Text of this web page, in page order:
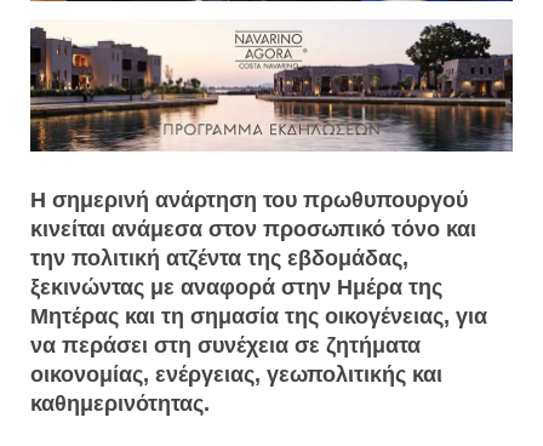
Η σημερινή ανάρτηση του πρωθυπουργού
κινείται ανάμεσα στον προσωπικό τόνο και
την πολιτική ατζέντα της εβδομάδας,
ξεκινώντας με αναφορά στην Ημέρα της
Μητέρας και τη σημασία της οικογένειας, για
να περάσει στη συνέχεια σε ζητήματα
οικονομίας, ενέργειας, γεωπολιτικής και
καθημερινότητας.